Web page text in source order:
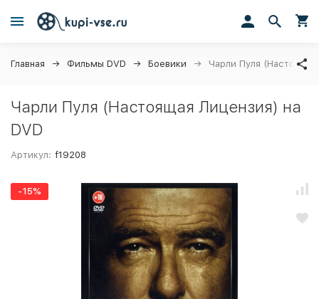
Главная Фильмы DVD Боевики Чарли Пуля
Чарли Пуля (Настоящая Лицензия) на
DVD
Артикул: f19208
-15%